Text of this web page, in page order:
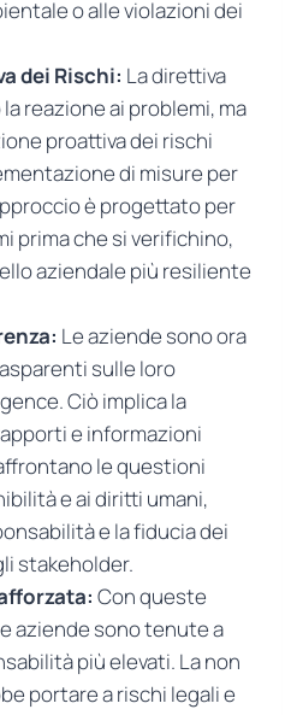
o alle violazioni dei
dei Rischi: La direttiva
reazione ai problemi, ma
proattiva dei rischi
di misure per
è progettato per
prima che si verifichino,
aziendale più resiliente
Le aziende sono ora
sulle loro
Ciò implica la
e informazioni
le questioni
e ai diritti umani,
e la fiducia dei
stakeholder.
Con queste
aziende sono tenute a
più elevati. La non
portare a rischi legali e